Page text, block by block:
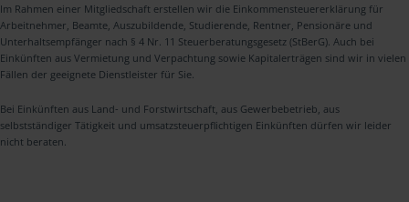
Im Rahmen einer Mitgliedschaft erstellen wir die Einkommensteuererklärung für
Arbeitnehmer, Beamte, Auszubildende, Studierende, Rentner, Pensionäre und
Unterhaltsempfänger nach § 4 Nr. 11 Steuerberatungsgesetz (StBerG). Auch bei
Einkünften aus Vermietung und Verpachtung sowie Kapitalerträgen sind wir in vielen
Fällen der geeignete Dienstleister für Sie.
Bei Einkünften aus Land- und Forstwirtschaft, aus Gewerbebetrieb, aus
selbstständiger Tätigkeit und umsatzsteuerpflichtigen Einkünften dürfen wir leider
nicht beraten.